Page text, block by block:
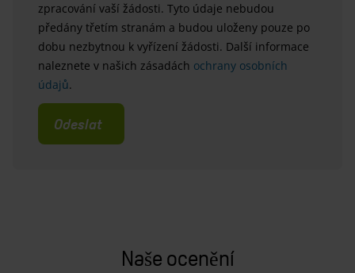
zpracování vaší žádosti. Tyto údaje nebudou
předány třetím stranám a budou uloženy pouze po
dobu nezbytnou k vyřízení žádosti. Další informace
naleznete v našich zásadách ochrany osobních
údajů.
Odeslat
Naše ocenění